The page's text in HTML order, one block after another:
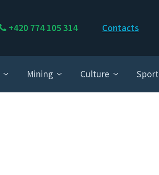
+420 774 105 314 Contacts
Mining Culture Sport